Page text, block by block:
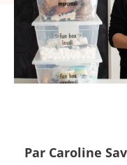
Par Caroline